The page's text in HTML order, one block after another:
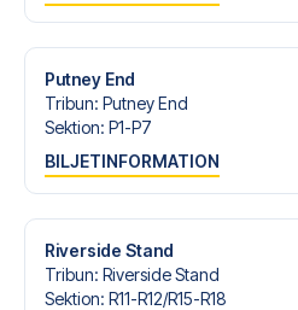
Hull City? Kontakta oss idag,
realisera din fotbollsresedröm!
Putney End
Tribun: Putney End
Sektion: P1-P7
BILJETINFORMATION
Riverside Stand
Tribun: Riverside Stand
Sektion: R11-R12/​R15-R18